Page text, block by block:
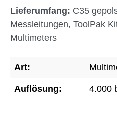
Lieferumfang: C35
Messleitungen, ToolPak
Multimeters
Art:
Auflösung: 4.000